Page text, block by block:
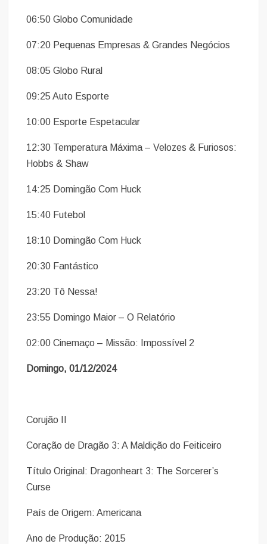
06:50 Globo Comunidade
07:20 Pequenas Empresas & Grandes Negócios
08:05 Globo Rural
09:25 Auto Esporte
10:00 Esporte Espetacular
12:30 Temperatura Máxima – Velozes & Furiosos:
Hobbs & Shaw
14:25 Domingão Com Huck
15:40 Futebol
18:10 Domingão Com Huck
20:30 Fantástico
23:20 Tô Nessa!
23:55 Domingo Maior – O Relatório
02:00 Cinemaço – Missão: Impossível 2
Domingo, 01/12/2024
Corujão II
Coração de Dragão 3: A Maldição do Feiticeiro
Título Original: Dragonheart 3: The Sorcerer’s
Curse
País de Origem: Americana
Ano de Produção: 2015